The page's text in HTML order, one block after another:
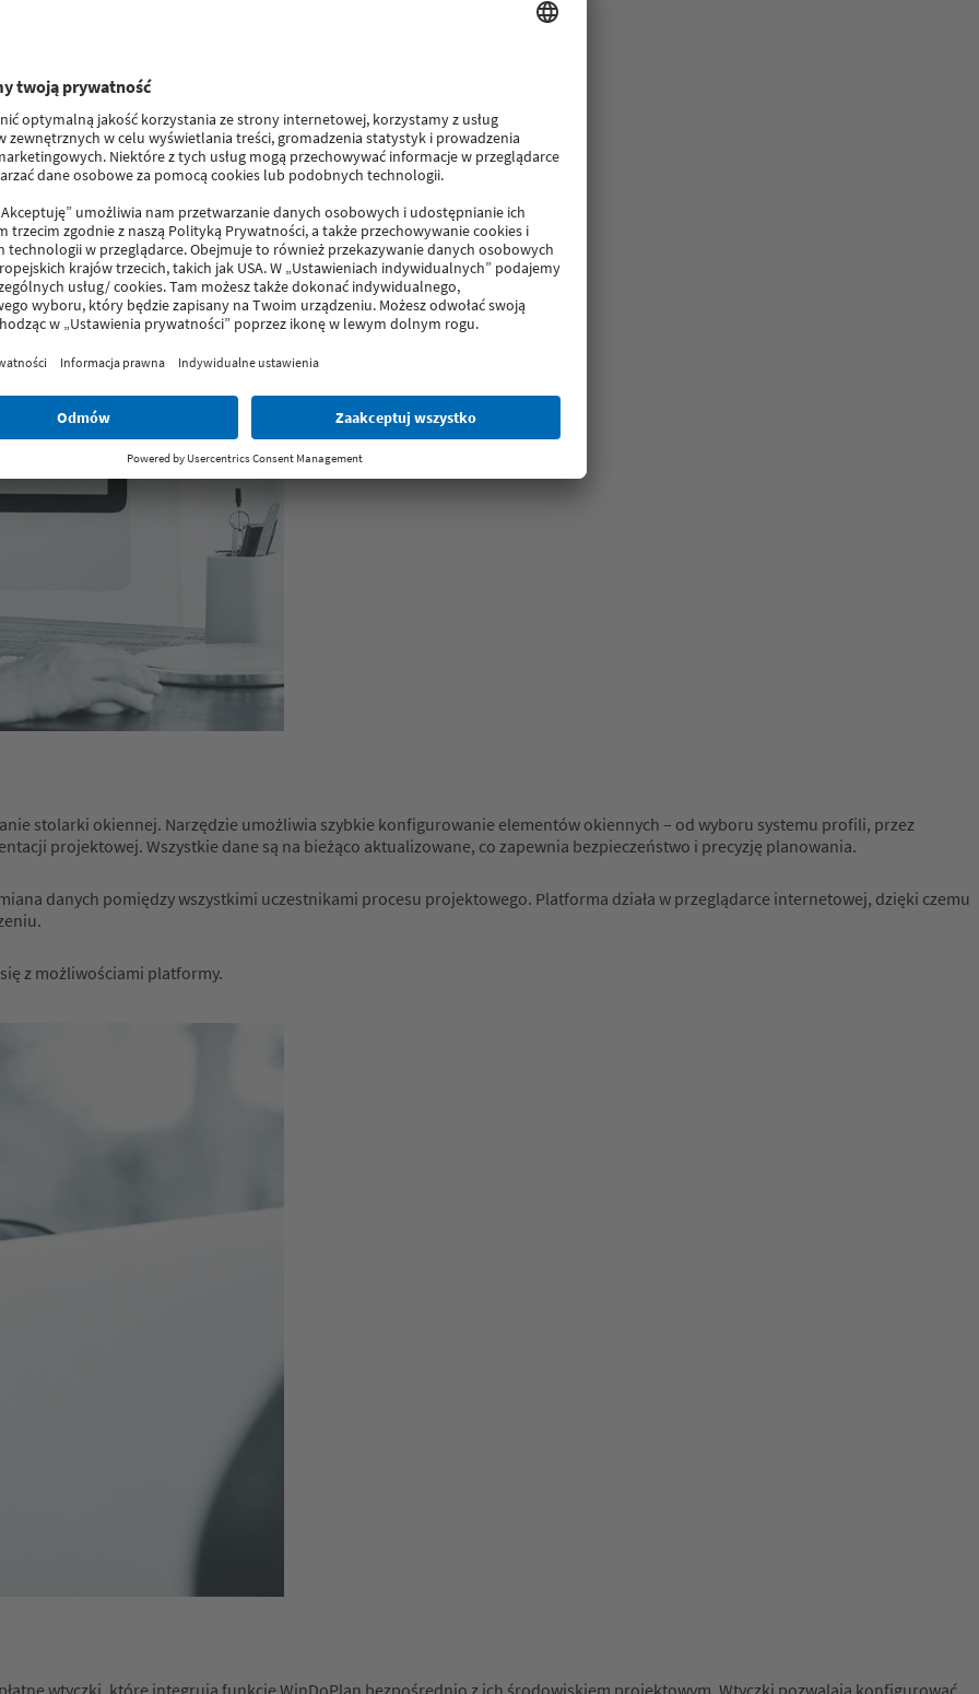
stolarki okiennej. Narzędzie umożliwia szybkie konfigurowanie elementów okiennych – od wyboru systemu profili, przez
projektowej. Wszystkie dane są na bieżąco aktualizowane, co zapewnia bezpieczeństwo i precyzję planowania.
danych pomiędzy wszystkimi uczestnikami procesu projektowego. Platforma działa w przeglądarce internetowej, dzięki czemu
z możliwościami platformy.
wtyczki, które integrują funkcje WinDoPlan bezpośrednio z ich środowiskiem projektowym. Wtyczki pozwalają konfigurować